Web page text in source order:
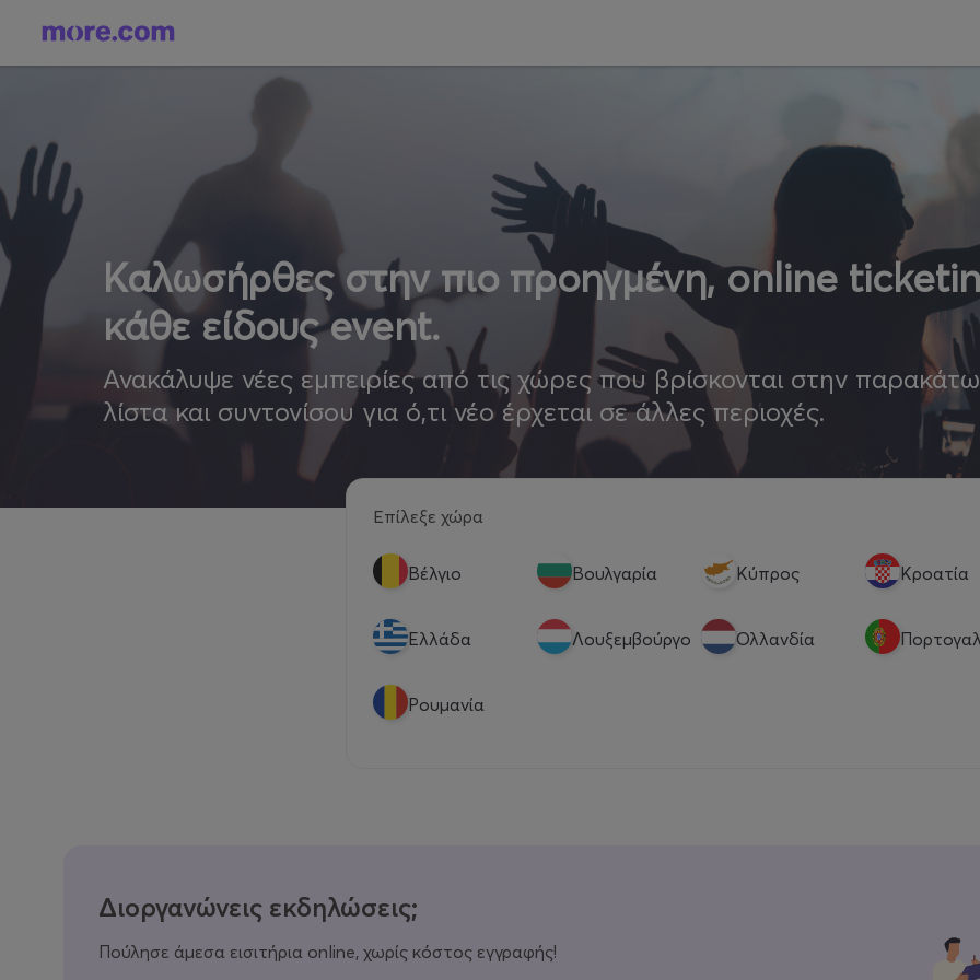
Καλωσήρθες στην πιο προηγμένη, online
κάθε είδους event.
Ανακάλυψε νέες εμπειρίες από τις χώρες που βρίσκονται στην παρακάτω
λίστα και συντονίσου για ό,τι νέο έρχεται σε άλλες περιοχές.
Επίλεξε χώρα
Βέλγιο Βουλγαρία Κύπρος Κροατία
Eλλάδα Λουξεμβούργο Ολλανδία
Ρουμανία
Διοργανώνεις εκδηλώσεις;
Πούλησε άμεσα εισιτήρια online, χωρίς κόστος εγγραφής!